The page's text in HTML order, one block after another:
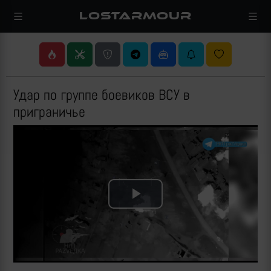
LOSTARMOUR
Удар по группе боевиков ВСУ в
приграничье
Play
Video